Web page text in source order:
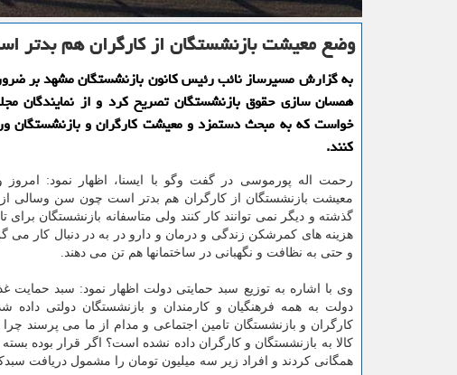
وضع معیشت بازنشستگان از كارگران هم بدتر
به گزارش مسیرساز نائب رئیس كانون بازنشستگان مشهد بر
همسان سازی حقوق بازنشستگان تصریح كرد و از نمایندگان
خواست كه به مبحث دستمزد و معیشت كارگران و بازنشستگان
كنند.
رحمت اله پورموسی در گفت وگو با ایسنا، اظهار نمود: امروز
معیشت بازنشستگان از كارگران هم بدتر است چون سن وسالی از
گذشته و دیگر نمی توانند كار كنند ولی متاسفانه بازنشستگان برای
هزینه های كمرشكن زندگی و درمان و دارو در به در دنبال كار می
و حتی به نظافت و نگهبانی در ساختمانها هم تن می دهند.
وی با اشاره به توزیع سبد حمایتی دولت اظهار نمود: سبد حمایت
دولت به همه فرهنگیان و كارمندان و بازنشستگان دولتی داده شد
كارگران و بازنشستگان تامین اجتماعی و مدام از ما می پرسند چرا
كالا به بازنشستگان و كارگران داده نشده است؟ اگر قرار بوده
همگانی كردند و افراد زیر سه میلیون تومان را مشمول دریافت